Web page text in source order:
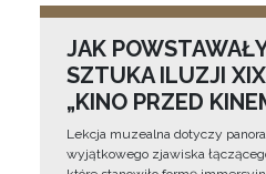
JAK
SZTUKA ILUZJI
„KINO PRZED
Lekcja muzealna dotyczy
wyjątkowego zjawiska